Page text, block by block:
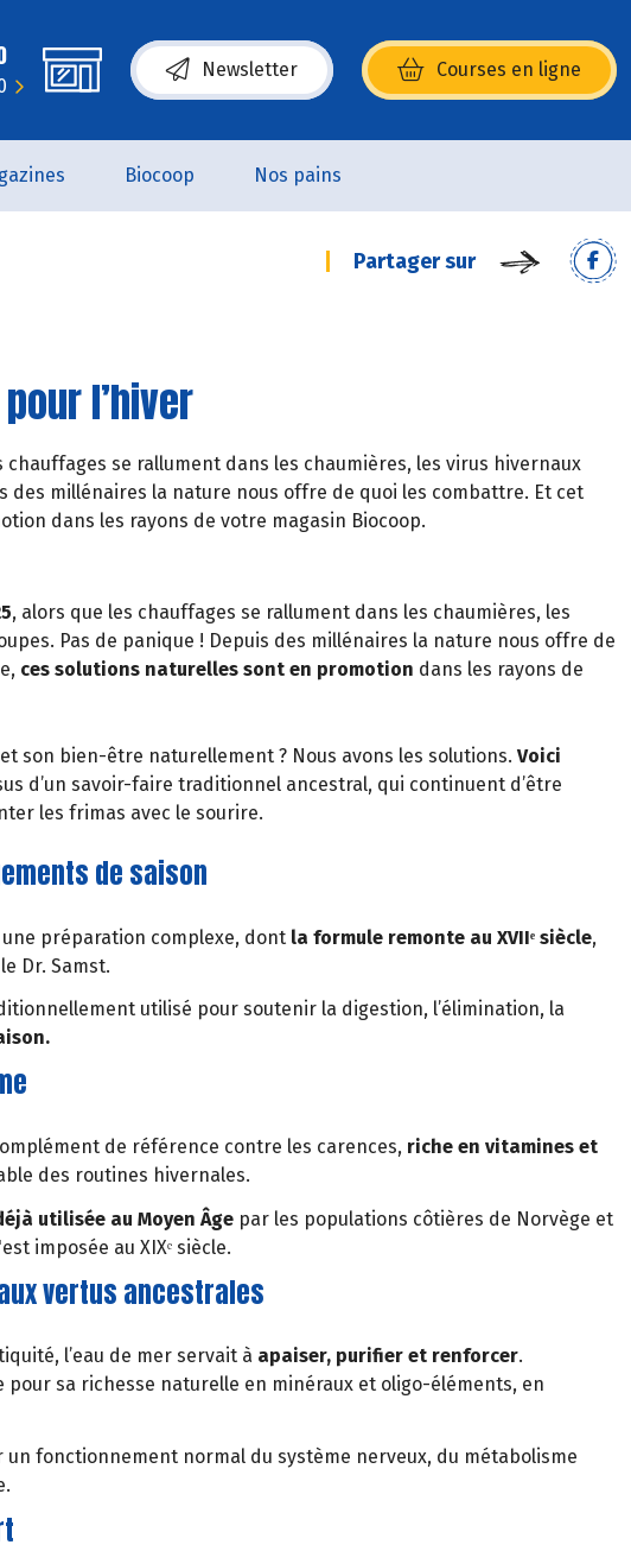
Newsletter Courses en ligne
(s’ouvre dans une nouvelle fenêtre)
Biocoop Nos pains
Partager sur
l’hiver
chauffages se rallument dans les chaumières, les virus hivernaux
des millénaires la nature nous offre de quoi les combattre. Et cet
dans les rayons de votre magasin Biocoop.
, alors que les chauffages se rallument dans les chaumières, les
Pas de panique ! Depuis des millénaires la nature nous offre de
ces solutions naturelles sont en promotion dans les rayons de
son bien-être naturellement ? Nous avons les solutions. Voici
d’un savoir-faire traditionnel ancestral, qui continuent d’être
les frimas avec le sourire.
de saison
préparation complexe, dont la formule remonte au XVIIᵉ siècle,
Dr. Samst.
utilisé pour soutenir la digestion, l’élimination, la
de référence contre les carences, riche en vitamines et
des routines hivernales.
utilisée au Moyen Âge par les populations côtières de Norvège et
imposée au XIXᵉ siècle.
vertus ancestrales
l’eau de mer servait à apaiser, purifier et renforcer.
sa richesse naturelle en minéraux et oligo-éléments, en
fonctionnement normal du système nerveux, du métabolisme